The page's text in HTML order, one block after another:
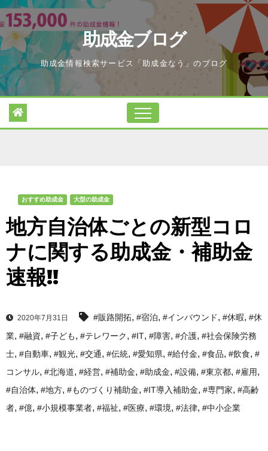
Skip
to
content
助成金ブログ
助成金情報検索サービス「助成金なう」のブログ
おすすめ助成金 大型の助成金
地方自治体ごとの新型コロ
ナに関する助成金・補助金
速報!!
2020年7月31日 #販路開拓, #宿泊, #インバウンド, #休暇, #休
業, #融資, #子ども, #テレワーク, #IT, #障害, #介護, #社会保険労務
士, #自動車, #観光, #交通, #伝統, #愛知県, #給付金, #食品, #飲食, #
コンサル, #北海道, #経営, #補助金, #助成金, #設備, #東京都, #雇用,
#自治体, #地方, #ものづくり補助金, #IT導入補助金, #専門家, #高齢
者, #億, #小規模事業者, #福祉, #医療, #環境, #法律, #中小企業